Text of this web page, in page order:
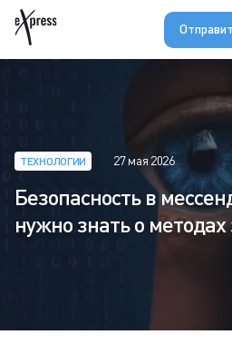
ТЕХНОЛОГИИ 27 мая 2026
Безопасность в
нужно знать о